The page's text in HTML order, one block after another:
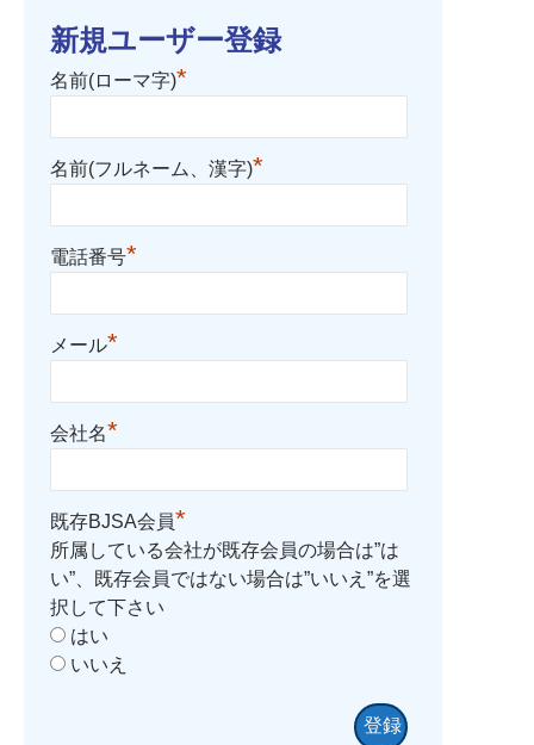
新規ユーザー登録
名前(ローマ字)*
名前(フルネーム、漢字)*
電話番号*
メール*
会社名*
既存BJSA会員*
所属している会社が既存会員の場合は”は
い”、既存会員ではない場合は”いいえ”を選
択して下さい
はい
いいえ